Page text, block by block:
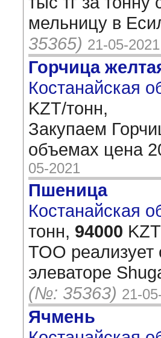
мельницу в
35365) 21-05-2021
Горчица
Костанайская
KZT/тонн,
Закупаем
объемах цена
05-2021
Пшеница
Костанайская
тонн, 94000
ТОО реализует
элеваторе
(№: 35363) 21-
Ячмень